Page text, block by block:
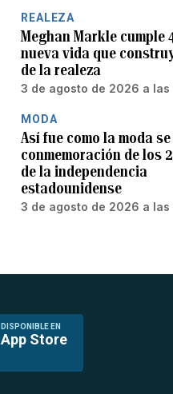
REALEZA
Meghan Markle cumple
nueva vida que
de la realeza
3 de agosto de 2026 a las
MODA
Así fue como la moda
conmemoración de los
de la independencia
estadounidense
3 de agosto de 2026 a las
DISPONIBLE EN
App Store